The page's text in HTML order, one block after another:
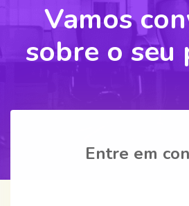
Vamos
sobre o seu
Entre em